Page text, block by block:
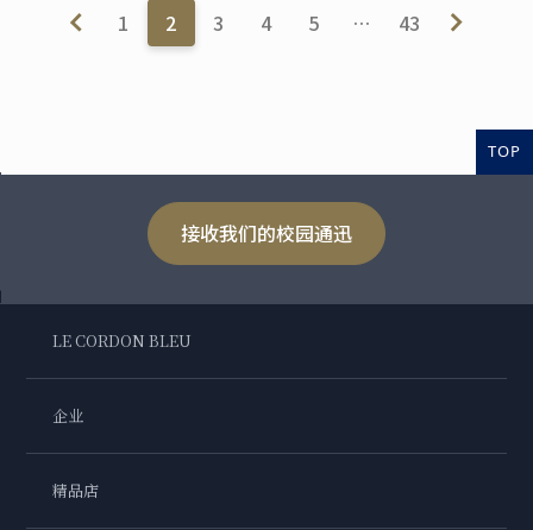
1 2 3 4 5 … 43
TOP
接收我们的校园通迅
LE CORDON BLEU
企业
精品店